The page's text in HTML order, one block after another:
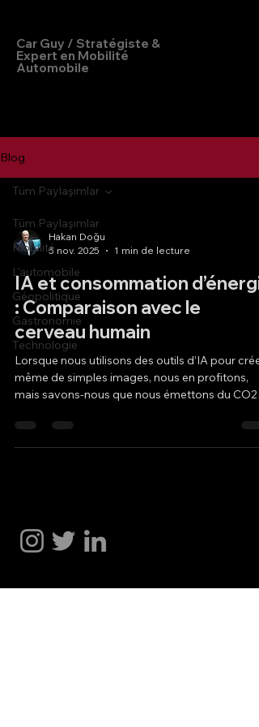
Car Guy / Stratégiste &
Expert en Mobilité
Automobile
Blog
Tüm Paylaşımlar
Mobilité
L'automobile
Géopolitique
Gastronomie
Technologie
Tüm Paylaşımlar
Hakan Doğu
5 nov. 2025
1 min de lecture
IA et consommation
: Comparaison avec le
cerveau humain
Lorsque nous utilisons des outils d’IA pour créer
même de simples images, nous en profitons,
mais savons-nous que nous émettons du CO2
centres de données n’est pas durable ou
nucléaire ? De plus, de grandes quantités d’eau
cerveau utilise environ